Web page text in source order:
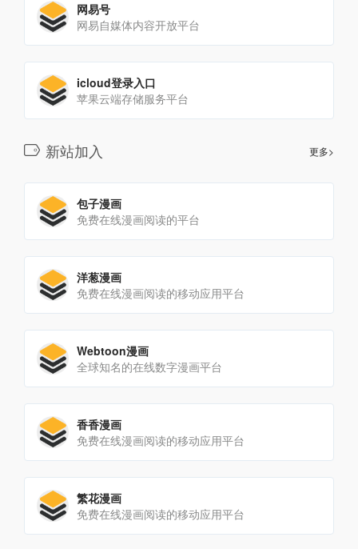
网易号
网易自媒体内容开放平台
icloud登录入口
苹果云端存储服务平台
新站加入 更多>
包子漫画
免费在线漫画阅读的平台
洋葱漫画
免费在线漫画阅读的移动应用平台
Webtoon漫画
全球知名的在线数字漫画平台
香香漫画
免费在线漫画阅读的移动应用平台
繁花漫画
免费在线漫画阅读的移动应用平台